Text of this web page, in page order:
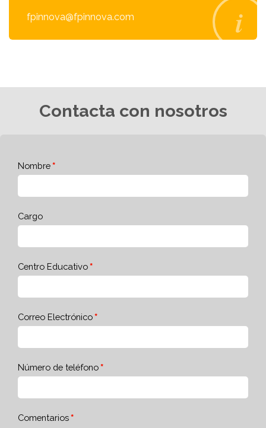
fpinnova@fpinnova.com
Contacta con nosotros
Nombre
Cargo
Centro Educativo
Correo Electrónico
Número de teléfono
Comentarios